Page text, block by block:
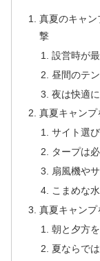
真夏のキャ
撃
設営時が
昼間のテ
夜は快適
真夏キャン
サイト選
タープは
扇風機や
こまめな
真夏キャンプ
朝と夕方
夏ならで